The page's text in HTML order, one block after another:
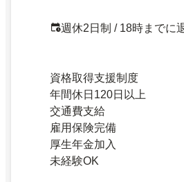
週休2日制 / 18時までに
資格取得支援制度
年間休日120日以上
交通費支給
雇用保険完備
厚生年金加入
未経験OK